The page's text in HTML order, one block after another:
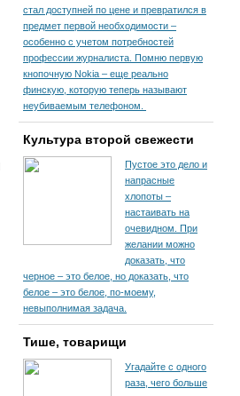
стал доступней по цене и превратился в
предмет первой необходимости –
особенно с учетом потребностей
профессии журналиста. Помню первую
кнопочную Nokia – еще реально
финскую, которую теперь называют
неубиваемым телефоном.
Культура второй свежести
Пустое это дело и
напрасные
хлопоты –
настаивать на
очевидном. При
желании можно
доказать, что
черное – это белое, но доказать, что
белое – это белое, по-моему,
невыполнимая задача.
Тише, товарищи
Угадайте с одного
раза, чего больше